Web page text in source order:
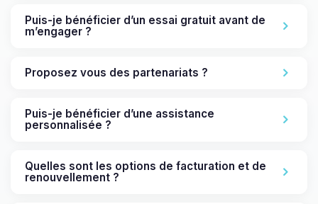
Puis-je bénéficier d’un essai gratuit avant de
m’engager ?
Proposez vous des partenariats ?
Puis-je bénéficier d’une assistance
personnalisée ?
Quelles sont les options de facturation et de
renouvellement ?